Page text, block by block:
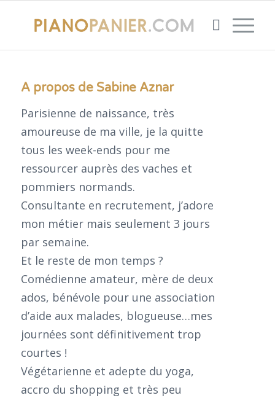
A propos de Sabine Aznar
Parisienne de naissance, très
amoureuse de ma ville, je la quitte
tous les week-ends pour me
ressourcer auprès des vaches et
pommiers normands.
Consultante en recrutement, j’adore
mon métier mais seulement 3 jours
par semaine.
Et le reste de mon temps ?
Comédienne amateur, mère de deux
ados, bénévole pour une association
d’aide aux malades, blogueuse…mes
journées sont définitivement trop
courtes !
Végétarienne et adepte du yoga,
accro du shopping et très peu